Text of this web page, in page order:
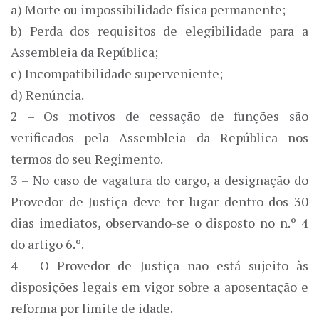
a) Morte ou impossibilidade física permanente;
b) Perda dos requisitos de elegibilidade para a
Assembleia da República;
c) Incompatibilidade superveniente;
d) Renúncia.
2 – Os motivos de cessação de funções são
verificados pela Assembleia da República nos
termos do seu Regimento.
3 – No caso de vagatura do cargo, a designação do
Provedor de Justiça deve ter lugar dentro dos 30
dias imediatos, observando-se o disposto no n.º 4
do artigo 6.º.
4 – O Provedor de Justiça não está sujeito às
disposições legais em vigor sobre a aposentação e
reforma por limite de idade.